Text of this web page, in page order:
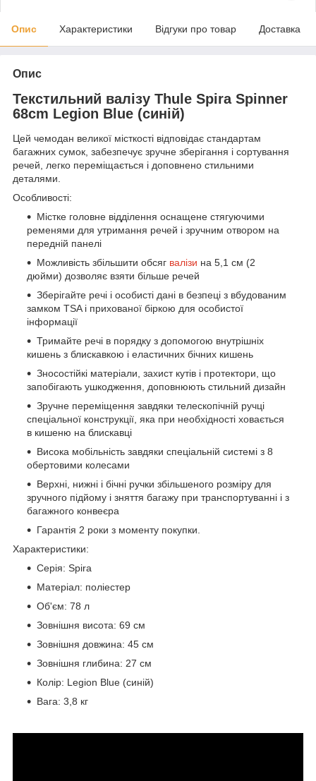
Опис Характеристики Відгуки про товар Доставка
Опис
Текстильний валізу Thule Spira Spinner
68cm Legion Blue (синій)
Цей чемодан великої місткості відповідає стандартам
багажних сумок, забезпечує зручне зберігання і сортування
речей, легко переміщається і доповнено стильними
деталями.
Особливості:
Містке головне відділення оснащене стягуючими
ременями для утримання речей і зручним отвором на
передній панелі
Можливість збільшити обсяг валізи на 5,1 см (2
дюйми) дозволяє взяти більше речей
Зберігайте речі і особисті дані в безпеці з вбудованим
замком TSA і прихованої біркою для особистої
інформації
Тримайте речі в порядку з допомогою внутрішніх
кишень з блискавкою і еластичних бічних кишень
Зносостійкі матеріали, захист кутів і протектори, що
запобігають ушкодження, доповнюють стильний дизайн
Зручне переміщення завдяки телескопічній ручці
спеціальної конструкції, яка при необхідності ховається
в кишеню на блискавці
Висока мобільність завдяки спеціальній системі з 8
обертовими колесами
Верхні, нижні і бічні ручки збільшеного розміру для
зручного підйому і зняття багажу при транспортуванні і з
багажного конвеєра
Гарантія 2 роки з моменту покупки.
Характеристики:
Серія: Spira
Матеріал: поліестер
Об'єм: 78 л
Зовнішня висота: 69 см
Зовнішня довжина: 45 см
Зовнішня глибина: 27 см
Колір: Legion Blue (синій)
Вага: 3,8 кг